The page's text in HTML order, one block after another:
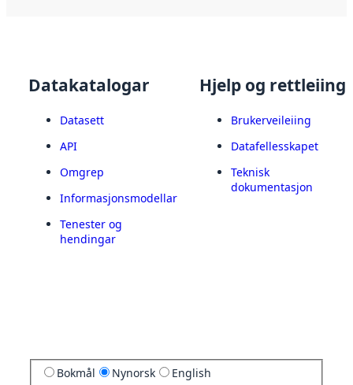
Datakatalogar
Datasett
API
Omgrep
Informasjonsmodellar
Tenester og
hendingar
Hjelp og rettleiing
Brukerveileiing
Datafellesskapet
Teknisk
dokumentasjon
Bokmål Nynorsk English